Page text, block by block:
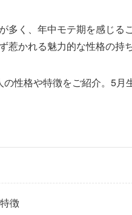
多く、年中モテ期を感じ
惹かれる魅力的な性格の持
性格や特徴をご紹介。5
徴